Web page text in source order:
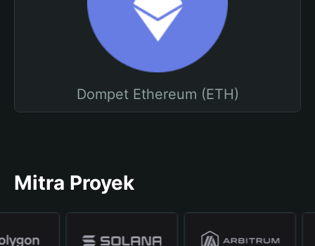
Dompet Ethereum (ETH)
Mitra Proyek